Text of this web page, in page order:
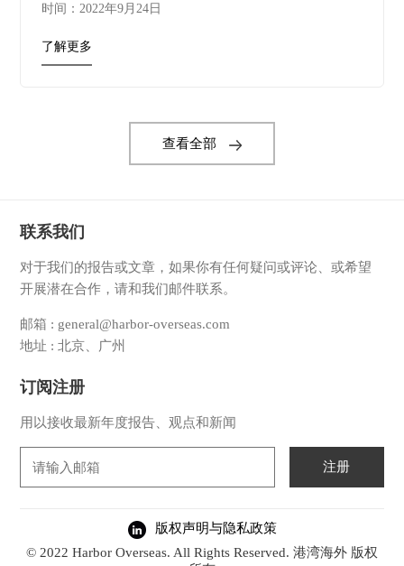
时间：2022年9月24日
了解更多
查看全部
联系我们
对于我们的报告或文章，如果你有任何疑问或评论、或希望
开展潜在合作，请和我们邮件联系。
邮箱 : general@harbor-overseas.com
地址 : 北京、广州
订阅注册
用以接收最新年度报告、观点和新闻
注册
版权声明与隐私政策
© 2022 Harbor Overseas. All Rights Reserved. 港湾海外 版权